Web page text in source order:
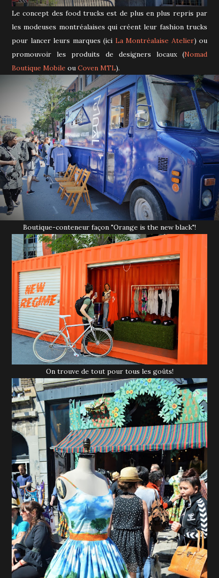
Le concept des food trucks est de plus en plus repris par
les modeuses montréalaises qui créent leur fashion trucks
pour lancer leurs marques (ici La Montréalaise Atelier) ou
promouvoir les produits de designers locaux (Nomad
Boutique Mobile ou Coven MTL).
Boutique-conteneur façon "Orange is the new black"!
On trouve de tout pour tous les goûts!